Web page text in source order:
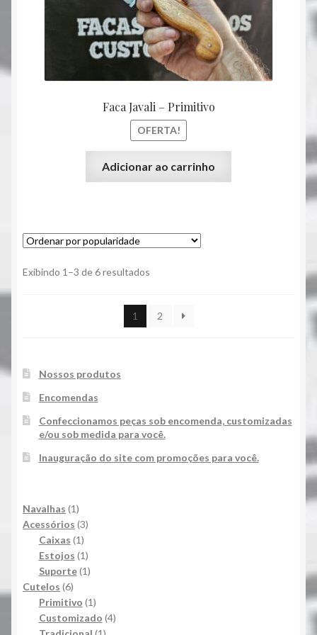
Faca Javali – Primitivo
OFERTA!
Adicionar ao carrinho
Exibindo 1–3 de 6 resultados
1
2
Nossos produtos
Encomendas
Confeccionamos peças sob encomenda, customizadas
e/ou sob medida para você.
Inauguração do site com promoções para você.
Navalhas 11
produto
Acessórios 33
Caixas 11
produto
Estojos 11
produto
Suporte 11
Cutelos 66
produtos
Primitivo 11
produto
Customizado 44